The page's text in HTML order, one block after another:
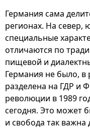
Германия сама
регионах. На север,
специальные
отличаются по
пищевой и
Германия не было, в
разделена на ГДР и
революции в 1989
сегодня. Это может
и свобода так